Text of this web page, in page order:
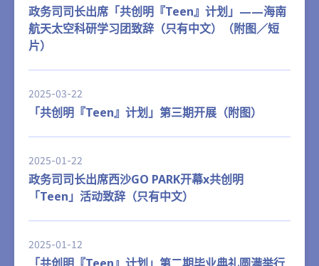
政务司司长出席「共创明『Teen』计划」——海南
航天太空科研学习团致辞（只有中文）（附图／短
片）
2025-03-22
「共创明『Teen』计划」第三期开展（附图）
2025-01-22
政务司司长出席西沙GO PARK开幕x共创明
「Teen」活动致辞（只有中文）
2025-01-12
「共创明『Teen』计划」第二期毕业典礼圆满举行